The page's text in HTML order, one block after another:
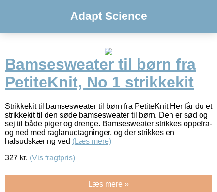
Adapt Science
Bamsesweater til børn fra
PetiteKnit, No 1 strikkekit
Strikkekit til bamsesweater til børn fra PetiteKnit Her får du et
strikkekit til den søde bamsesweater til børn. Den er sød og
sej til både piger og drenge. Bamsesweater strikkes oppefra-
og ned med raglanudtagninger, og der strikkes en
halsudskæring ved (Læs mere)
327 kr. (Vis fragtpris)
Læs mere »